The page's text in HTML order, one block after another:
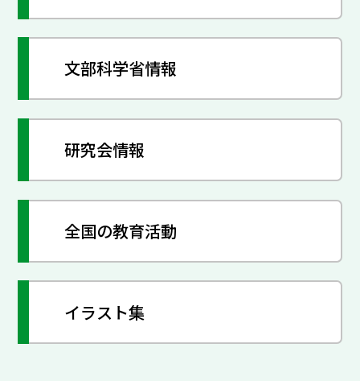
文部科学省情報
研究会情報
全国の教育活動
イラスト集